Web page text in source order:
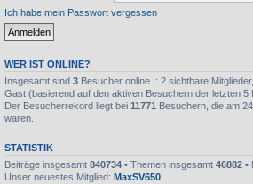
Ich habe mein Passwort vergessen
WER IST ONLINE?
Insgesamt sind 3 Besucher online :: 2 sichtbare
Gast (basierend auf den aktiven Besuchern der letzten 5
Der Besucherrekord liegt bei 11771 Besuchern, die am
waren.
STATISTIK
Beiträge insgesamt 840734 • Themen insgesamt 46882 •
Unser neuestes Mitglied: MaxSV650